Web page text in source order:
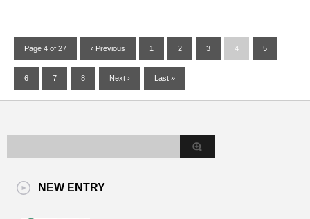
Page 4 of 27 ‹ Previous 1 2 3 4 5
6 7 8 Next › Last »
NEW ENTRY